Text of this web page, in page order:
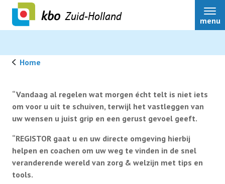
Zuid-Holland menu
Over ons
Actueel
Ledenservice
Home
“Vandaag al regelen wat morgen écht telt is niet iets
om voor u uit te schuiven, terwijl het vastleggen van
uw wensen u juist grip en een gerust gevoel geeft.
“REGISTOR gaat u en uw directe omgeving hierbij
helpen en coachen om uw weg te vinden in de snel
veranderende wereld van zorg & welzijn met tips en
tools.